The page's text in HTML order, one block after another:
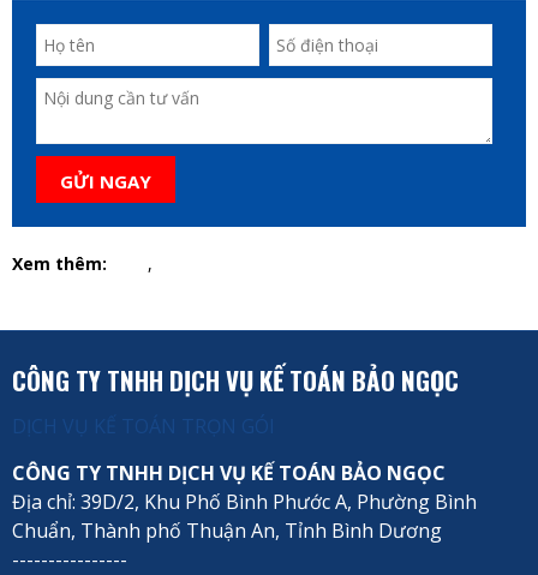
GỬI NGAY
Xem thêm: ,
CÔNG TY TNHH DỊCH VỤ KẾ TOÁN BẢO NGỌC
DỊCH VỤ KẾ TOÁN TRỌN GÓI
CÔNG TY TNHH DỊCH VỤ KẾ TOÁN BẢO NGỌC
Địa chỉ: 39D/2, Khu Phố Bình Phước A, Phường Bình
Chuẩn, Thành phố Thuận An, Tỉnh Bình Dương
----------------